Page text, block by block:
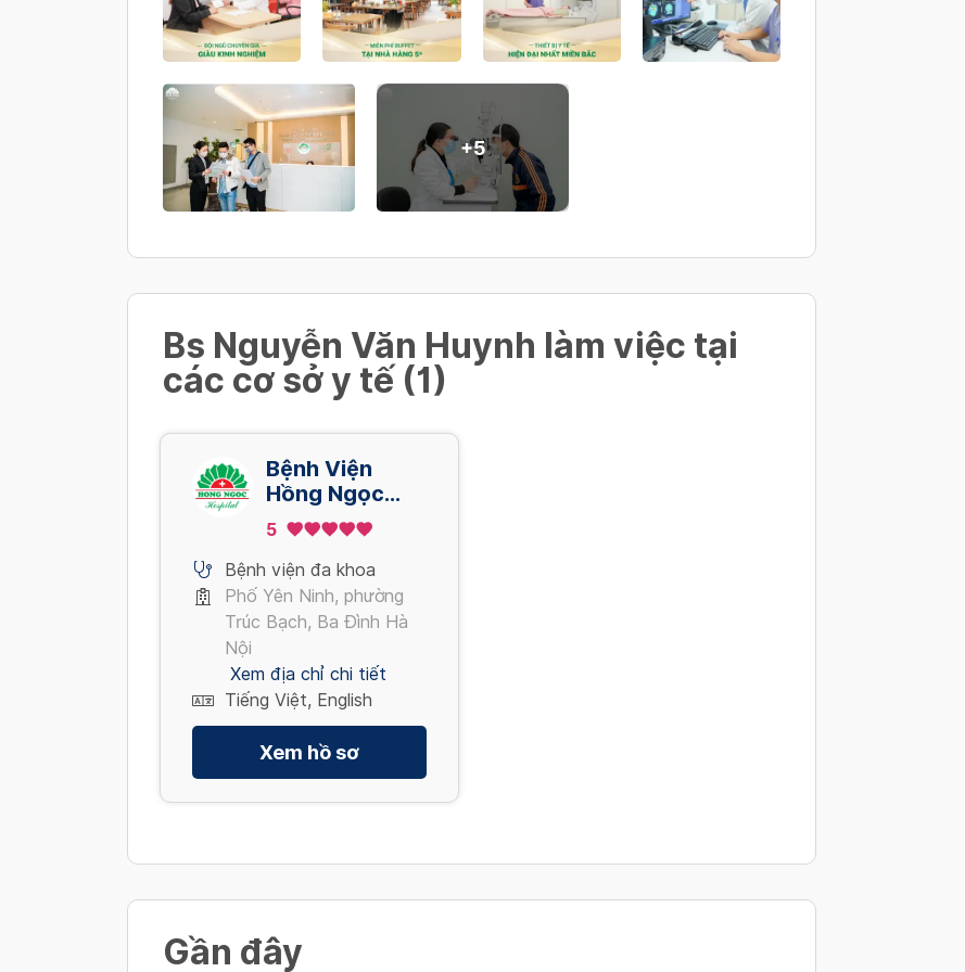
4,080,000 VND/ Gói
Nội soi tiêu hóa NBI mê (đã bao gồm thụt tháo)
5,280,000 VND/ Gói
+5
Bs Nguyễn Văn Huynh làm việc tại
các cơ sở y tế (1)
Bệnh Viện
Hồng Ngọc
Yên Ninh
5
Bệnh viện đa khoa
Phố Yên Ninh, phường
Trúc Bạch, Ba Đình Hà
Nội
Xem địa chỉ chi tiết
Tiếng Việt, English
Xem hồ sơ
Gần đây